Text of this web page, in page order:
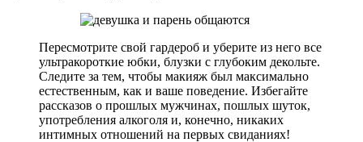
Пересмотрите свой гардероб и уберите из него все
ультракороткие юбки, блузки с глубоким декольте.
Следите за тем, чтобы макияж был максимально
естественным, как и ваше поведение. Избегайте
рассказов о прошлых мужчинах, пошлых шуток,
употребления алкоголя и, конечно, никаких
интимных отношений на первых свиданиях!